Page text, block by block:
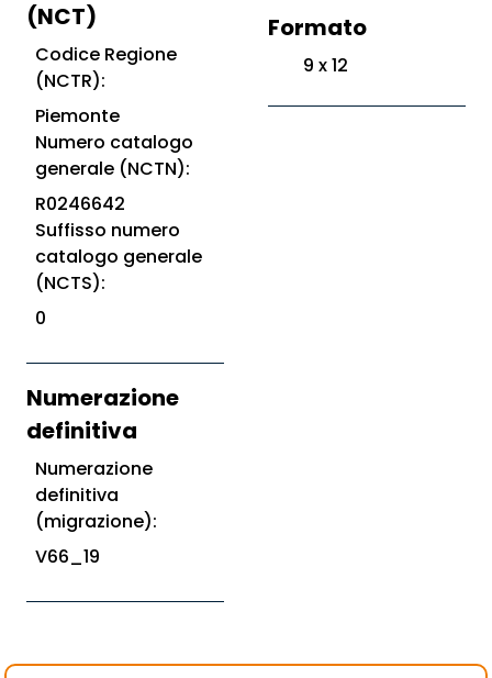
(NCT)
Codice Regione
(NCTR):
Piemonte
Numero catalogo
generale (NCTN):
R0246642
Suffisso numero
catalogo generale
(NCTS):
0
Numerazione
definitiva
Numerazione
definitiva
(migrazione):
V66_19
Formato
9 x 12